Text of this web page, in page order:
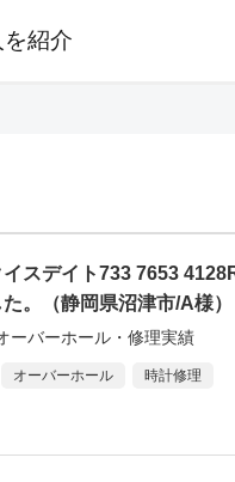
紹介
スデイト733 7653
。（静岡県沼津市/A様）
ーバーホール・修理実績
オーバーホール 時計修理